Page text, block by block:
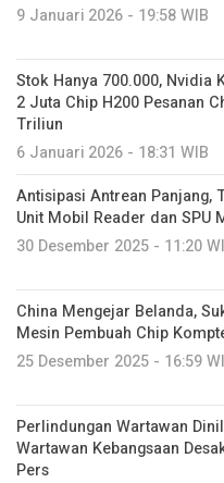
9 Januari 2026 - 19:58 WIB
Stok Hanya 700.000, Nvidia
2 Juta Chip H200 Pesanan
Triliun
6 Januari 2026 - 18:31 WIB
Antisipasi Antrean Panjang,
Unit Mobil Reader dan SPU
30 Desember 2025 - 11:20
China Mengejar Belanda,
Mesin Pembuah Chip
25 Desember 2025 - 16:59
Perlindungan Wartawan
Wartawan Kebangsaan
Pers